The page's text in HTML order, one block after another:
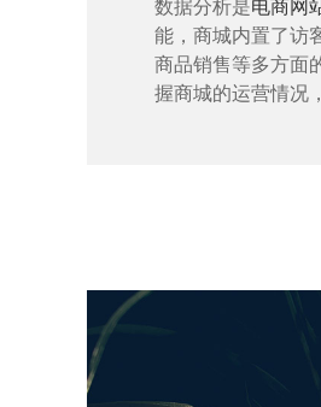
数据分析是电商网
能，商城内置了访
商品销售等多方面
握商城的运营情况